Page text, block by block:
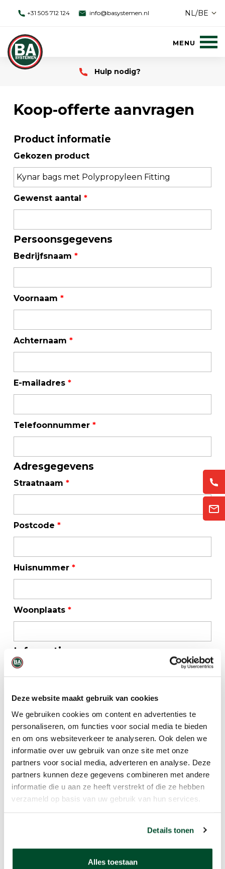
Deze website maakt gebruik van cookies
We gebruiken cookies om content en advertenties te
personaliseren, om functies voor social media te bieden
en om ons websiteverkeer te analyseren. Ook delen we
informatie over uw gebruik van onze site met onze
partners voor social media, adverteren en analyse. Deze
partners kunnen deze gegevens combineren met andere
informatie die u aan ze heeft verstrekt of die ze hebben
verzameld op basis van uw gebruik van hun services.
Details tonen
Alles toestaan
+31 505 712 124 info@basystemen.nl NL/BE
Hulp nodig?
Koop-offerte aanvragen
Product informatie
Gekozen product
Gewenst aantal *
Persoonsgegevens
Bedrijfsnaam *
Voornaam *
Achternaam *
E-mailadres *
Telefoonnummer *
Adresgegevens
Straatnaam *
Postcode *
Huisnummer *
Woonplaats *
Informatie
Uw bericht